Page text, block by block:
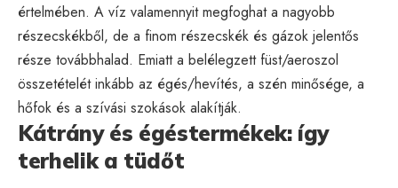
értelmében. A víz valamennyit megfoghat a nagyobb
részecskékből, de a finom részecskék és gázok jelentős
része továbbhalad. Emiatt a belélegzett füst/aeroszol
összetételét inkább az égés/hevítés, a szén minősége, a
hőfok és a szívási szokások alakítják.
Kátrány és égéstermékek: így
terhelik a tüdőt